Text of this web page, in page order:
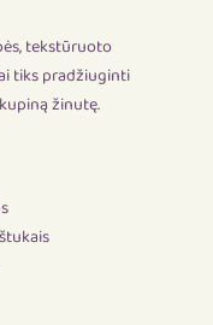
tekstūruoto
tiks pradžiuginti
žinutę.